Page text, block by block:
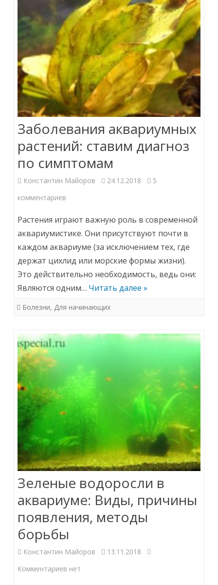
Заболевания аквариумных
растений: ставим диагноз
по симптомам
Константин Майоров 24.12.2018
5
комментариев
Заболевания
аквариумных
растений:
симптомам
Растения играют важную роль в современной
аквариумистике. Они присутствуют почти в
каждом аквариуме (за исключением тех, где
держат цихлид или морские формы жизни).
Это действительно необходимость, ведь они:
Являются одним… Читать далее »
Болезни, Для начинающих
Зеленые водоросли в
аквариуме: Виды, причины
появления, методы
борьбы
Константин Майоров
13.11.2018
Комментариев кнет